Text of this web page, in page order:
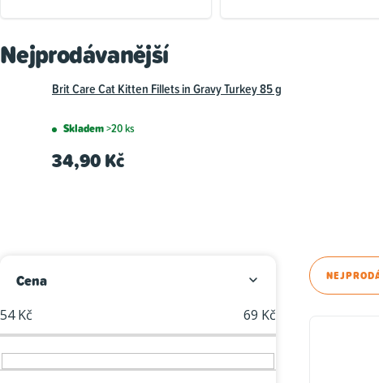
Nejprodávanější
Brit Care Cat Kitten Fillets in Gravy Turkey 85 g
Skladem>20 ks
34,90 Kč
o
s
t
Cena
54Kč 69 Kč
Ř
a